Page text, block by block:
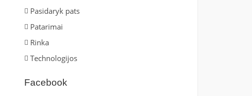
Pasidaryk pats
Patarimai
Rinka
Technologijos
Facebook